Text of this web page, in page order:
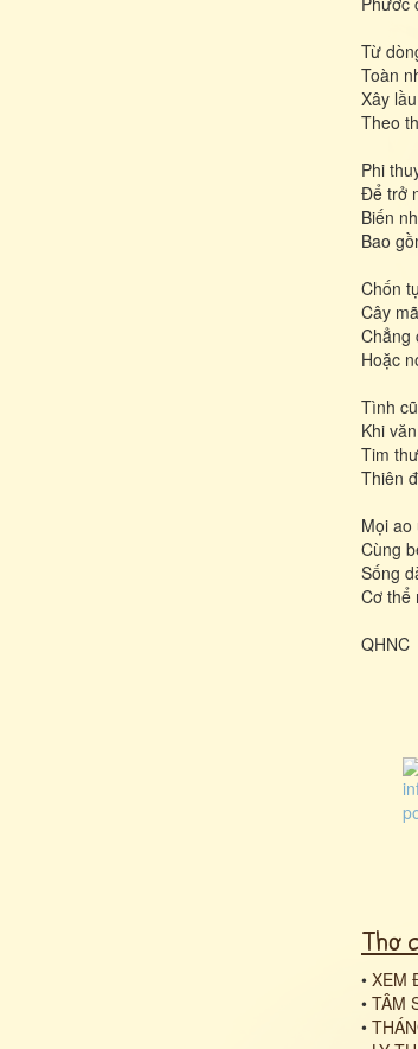
Từ
Toàn
Xây
Theo
Phi
Để trở
Biến
Bao
Chốn
Cây
Chẳng
Hoặc
Tình
Khi
Tim
Thiên
Mọi
Cùng
Sống
Cơ thể
QHNC
Thơ
• XEM
• TÂM
•